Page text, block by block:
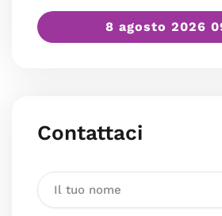
8 agosto 2026
Contattaci